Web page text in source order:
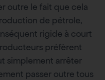
outre le fait que cela
de pétrole,
rigide à court
préfèrent
simplement arrêter
passer outre tous